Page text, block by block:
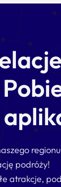
podróży!
atrakcje,